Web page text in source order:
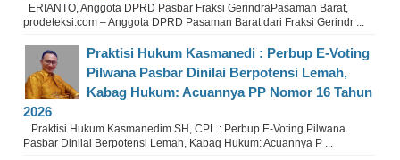
ERIANTO, Anggota DPRD Pasbar Fraksi GerindraPasaman Barat,
prodeteksi.com – Anggota DPRD Pasaman Barat dari Fraksi Gerindr ...
Praktisi Hukum Kasmanedi : Perbup E-Voting
Pilwana Pasbar Dinilai Berpotensi Lemah,
Kabag Hukum: Acuannya PP Nomor 16 Tahun
2026
Praktisi Hukum Kasmanedim SH, CPL : Perbup E-Voting Pilwana
Pasbar Dinilai Berpotensi Lemah, Kabag Hukum: Acuannya P ...